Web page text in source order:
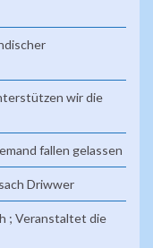
wir die
fallen gelassen
Driwwer
; Veranstaltet die